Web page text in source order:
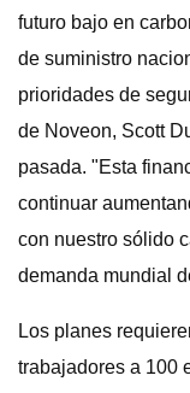
futuro bajo en
de suministro
prioridades de
de Noveon, Scott
pasada. "Esta
continuar
con nuestro sólido
demanda mundial
Los planes
trabajadores a 100